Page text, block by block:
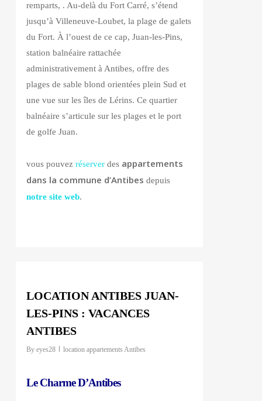
remparts, . Au-delà du Fort Carré, s’étend
jusqu’à Villeneuve-Loubet, la plage de galets
du Fort. À l’ouest de ce cap, Juan-les-Pins,
station balnéaire rattachée
administrativement à Antibes, offre des
plages de sable blond orientées plein Sud et
une vue sur les îles de Lérins. Ce quartier
balnéaire s’articule sur les plages et le port
de golfe Juan.
vous pouvez réserverdes appartements
dans la commune d’Antibes depuis
notre site web.
LOCATION ANTIBES JUAN-
LES-PINS : VACANCES
ANTIBES
By eyes28 location appartements Antibes
Le Charme D’Antibes